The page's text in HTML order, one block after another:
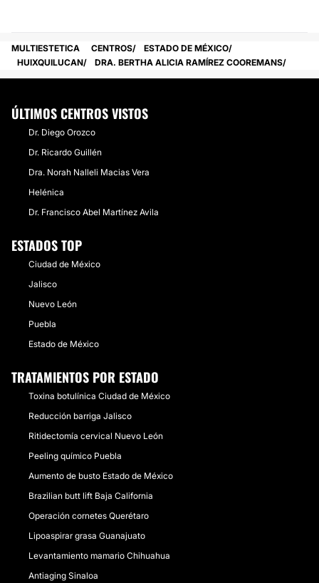
MULTIESTETICA CENTROS
ESTADO DE MÉXICO
HUIXQUILUCAN
DRA. BERTHA ALICIA RAMÍREZ COOREMANS
ÚLTIMOS CENTROS VISTOS
Dr. Diego Orozco
Dr. Ricardo Guillén
Dra. Norah Nalleli Macias Vera
Helénica
Dr. Francisco Abel Martínez Avila
ESTADOS TOP
Ciudad de México
Jalisco
Nuevo León
Puebla
Estado de México
TRATAMIENTOS POR ESTADO
Toxina botulínica Ciudad de México
Reducción barriga Jalisco
Ritidectomía cervical Nuevo León
Peeling químico Puebla
Aumento de busto Estado de México
Brazilian butt lift Baja California
Operación cornetes Querétaro
Lipoaspirar grasa Guanajuato
Levantamiento mamario Chihuahua
Antiaging Sinaloa